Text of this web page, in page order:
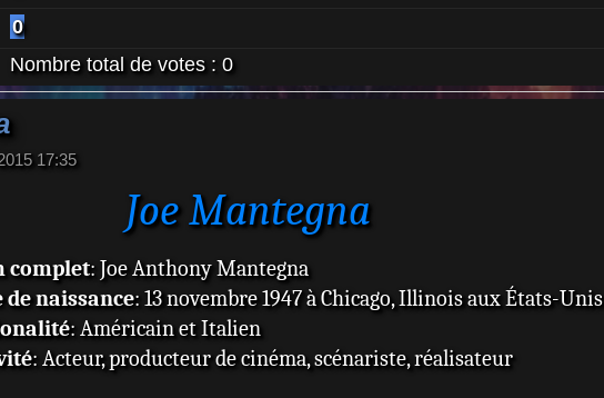
0
Nombre total de votes : 0
17:35
Joe Mantegna
complet: Joe Anthony Mantegna
de naissance: 13 novembre 1947 à Chicago, Illinois aux États-Unis
: Américain et Italien
: Acteur, producteur de cinéma, scénariste, réalisateur